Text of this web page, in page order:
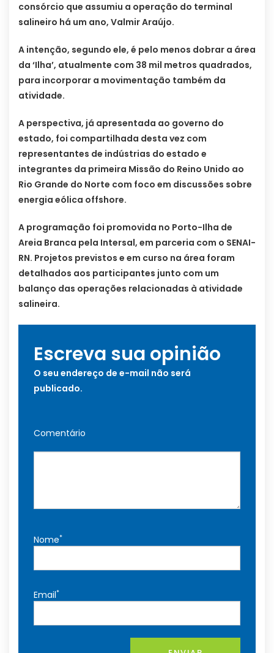
consórcio que assumiu a operação do terminal
salineiro há um ano, Valmir Araújo.
A intenção, segundo ele, é pelo menos dobrar a área
da ‘Ilha’, atualmente com 38 mil metros quadrados,
para incorporar a movimentação também da
atividade.
A perspectiva, já apresentada ao governo do
estado, foi compartilhada desta vez com
representantes de indústrias do estado e
integrantes da primeira Missão do Reino Unido ao
Rio Grande do Norte com foco em discussões sobre
energia eólica offshore.
A programação foi promovida no Porto-Ilha de
Areia Branca pela Intersal, em parceria com o SENAI-
RN. Projetos previstos e em curso na área foram
detalhados aos participantes junto com um
balanço das operações relacionadas à atividade
salineira.
Escreva sua opinião
O seu endereço de e-mail não será
publicado.
Comentário
Nome*
Email*